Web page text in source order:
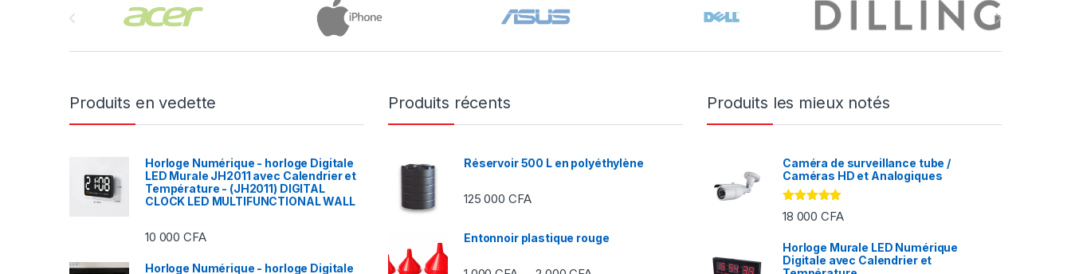
Produits en vedette
Horloge Numérique - horloge Digitale
LED Murale JH2011 avec Calendrier et
Température - (JH2011) DIGITAL
CLOCK LED MULTIFUNCTIONAL WALL
10 000CFA
Horloge Numérique - horloge Digitale
Produits récents
Réservoir 500 L en polyéthylène
125 000 CFA
Entonnoir plastique rouge
Produits les mieux notés
Caméra de surveillance tube /
Caméras HD et Analogiques
Note5.00
sur 5
18 000CFA
Horloge Murale LED Numérique
Digitale avec Calendrier et